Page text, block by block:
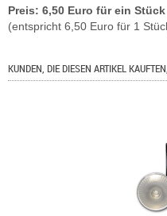
Preis: 6,50 Euro für ein Stück
(entspricht 6,50 Euro für 1
KUNDEN, DIE DIESEN ARTIKEL